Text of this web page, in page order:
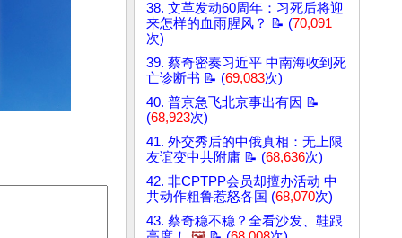
38. 文革发动60周年：习死后将迎
来怎样的血雨腥风？ 📝 (70,091
次)
39. 蔡奇密奏习近平 中南海收到死
亡诊断书 📝 (69,083次)
40. 普京急飞北京事出有因 📝
(68,923次)
41. 外交秀后的中俄真相：无上限
友谊变中共附庸 📝 (68,636次)
42. 非CPTPP会员却擅办活动 中
共动作粗鲁惹怒各国 (68,070次)
43. 蔡奇稳不稳？全看沙发、鞋跟